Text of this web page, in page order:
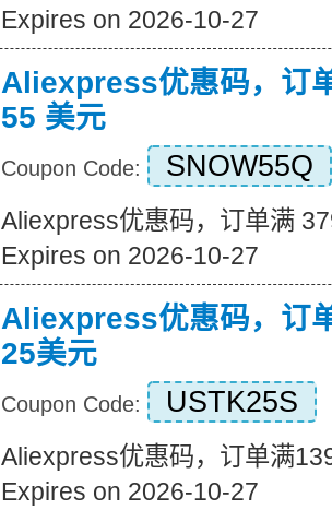
Expires on 2026-10-27
Aliexpress优惠码，订
55 美元
Coupon Code: SNOW55Q
Aliexpress优惠码，订单满
Expires on 2026-10-27
Aliexpress优惠码，订
25美元
Coupon Code: USTK25S
Aliexpress优惠码，订单满
Expires on 2026-10-27